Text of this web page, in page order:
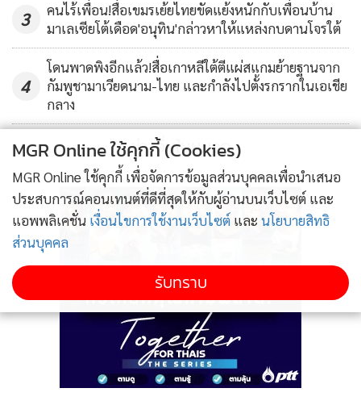
(ที่มา : รอยเตอร์, เอเอฟพี)
3
คนไร้เพื่อน!สื่อเขมรเย้ยไทยขัดแย้งหนักกับเพื่อนบ้าน
มาเลเซียโต้เดือด'อนุทิน'กล่าวหาให้แหล่งกบดานโจรใต้
4
โดนพาดพิงอีกแล้ว!สื่อเกาหลีใต้ตีแผ่สแกมย้ายฐานจาก
กัมพูชามาเวียดนาม-ไทย และกำลังไปตั้งรกรากในเอเชีย
กลาง
ข่าวอื่นในหมวด
MGR Online ใช้คุกกี้ (Cookies)
MGR Online ใช้คุกกี้ เพื่อจัดการข้อมูลส่วนบุคคลเพื่อนำเสนอ
ประสบการณ์คอนเทนต์ที่ดีที่สุดให้กับผู้อ่านบนเว็บไซต์ และ
แอพพลิเคชั่น เงื่อนไขการใช้งานเว็บไซต์ และ นโยบายสิทธิ
ส่วนบุคคล
รับทราบ